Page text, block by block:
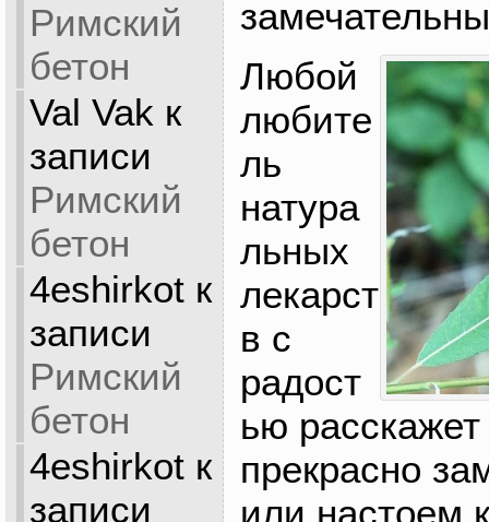
Римский
бетон
Val Vak к
записи
Римский
бетон
4eshirkotк
записи
Римский
бетон
4eshirkotк
записи
Любой
любите
ль
натура
льных
лекарст
в с
радост
ью
прекрасно
или настоем